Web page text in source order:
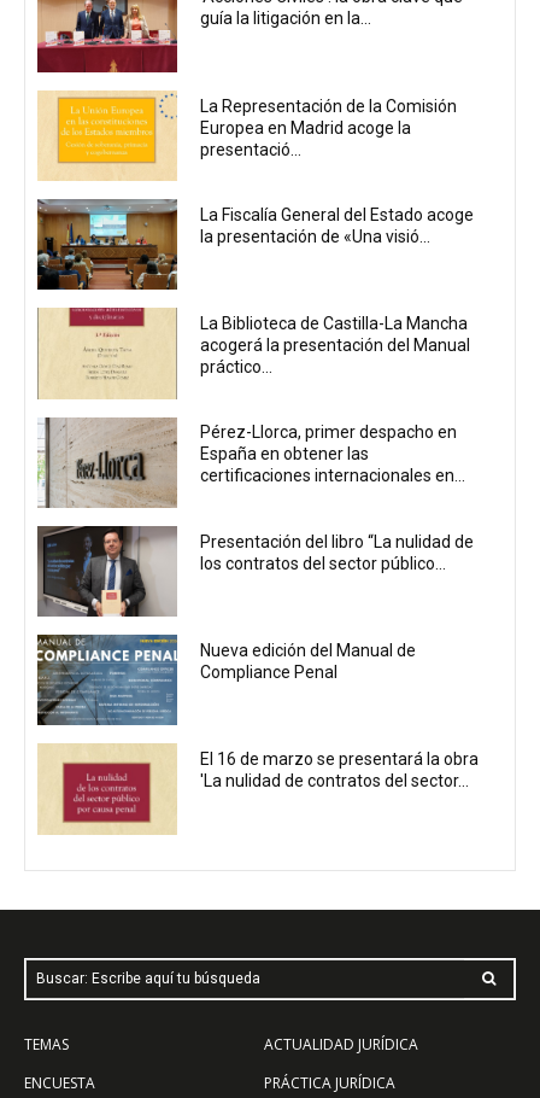
guía la litigación en la...
La Representación de la Comisión
Europea en Madrid acoge la
presentació...
La Fiscalía General del Estado acoge
la presentación de «Una visió...
La Biblioteca de Castilla-La Mancha
acogerá la presentación del Manual
práctico...
Pérez-Llorca, primer despacho en
España en obtener las
certificaciones internacionales en...
Presentación del libro “La nulidad de
los contratos del sector público...
Nueva edición del Manual de
Compliance Penal
El 16 de marzo se presentará la obra
'La nulidad de contratos del sector...
Buscar: Escribe aquí tu búsqueda
TEMAS
ENCUESTA
ACTUALIDAD JURÍDICA
PRÁCTICA JURÍDICA